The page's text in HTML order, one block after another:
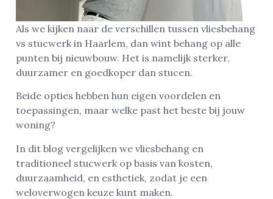
Als we kijken naar de verschillen tussen vliesbehang
vs stucwerk in Haarlem, dan wint behang op alle
punten bij nieuwbouw. Het is namelijk sterker,
duurzamer en goedkoper dan stucen.
Beide opties hebben hun eigen voordelen en
toepassingen, maar welke past het beste bij jouw
woning?
In dit blog vergelijken we vliesbehang en
traditioneel stucwerk op basis van kosten,
duurzaamheid, en esthetiek, zodat je een
weloverwogen keuze kunt maken.